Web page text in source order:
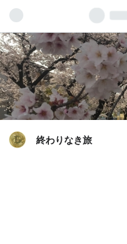
終わりなき旅